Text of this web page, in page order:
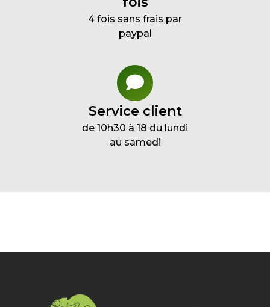
4 fois sans frais par
paypal
Service client
de 10h30 à 18 du lundi
au samedi